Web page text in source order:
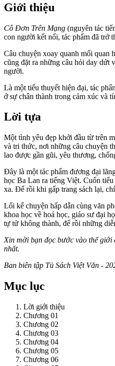
Giới thiệu
Cô Đơn Trên Mạng (nguyên tác
con người kết nối, tác phẩm đã trở
Câu chuyện xoay quanh mối quan
cũng đặt ra những câu hỏi day dứt
người.
Là một tiểu thuyết hiện đại, tác
ở sự chân thành trong cảm xúc và
Lời tựa
Một tình yêu đẹp khởi đầu từ trên
và tri thức, nơi những câu chuyện
lao được gần gũi, yêu thương,
Đây là một tác phẩm đương đại
học Ba Lan ra tiếng Việt. Cuốn
xa. Để rồi khi gấp trang sách lại,
Lối kể chuyện hấp dẫn cùng văn
khoa học về hoá học, giáo sư đại
tự tử không thành, để rồi những
Xin mời bạn đọc bước vào thế
nhất.
Ban biên tập Tủ Sách Việt Văn -
Mục lục
Lời giới thiệu
Chương 01
Chương 02
Chương 03
Chương 04
Chương 05
Chương 06